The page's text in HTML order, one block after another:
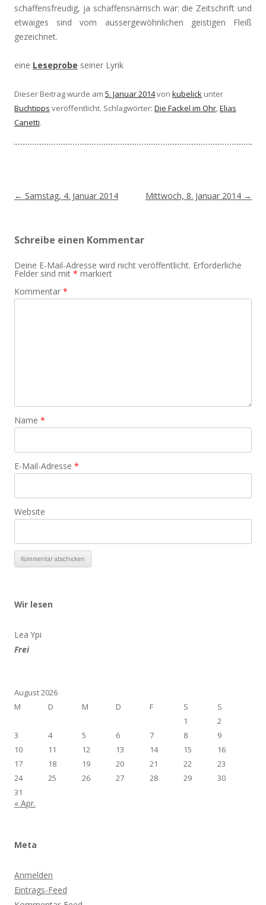
schaffensfreudig, ja schaffensnärrisch war: die Zeitschrift und
etwaiges sind vom aussergewöhnlichen geistigen Fleiß
gezeichnet.
eine Leseprobe seiner Lyrik
Dieser Beitrag wurde am 5. Januar 2014von kubelick unter
Buchtipps veröffentlicht. Schlagwörter: Die Fackel im Ohr Elias
Canetti.
Beitragsnavigation
← Samstag, 4. Januar 2014 Mittwoch, 8. Januar 2014 →
Schreibe einen Kommentar
Deine E-Mail-Adresse wird nicht veröffentlicht. Erforderliche
Felder sind mit * markiert
Kommentar *
Name *
E-Mail-Adresse *
Website
Wir lesen
Lea Ypi
Frei
August 2026
M
D M D F S
S
1
2
3
4 5 6 7 8
9
10
11 12 13 14 15
16
17
18 19 20 21 22
23
24
25 26 27 28 29
30
31
« Apr.
Meta
Anmelden
Eintrags-Feed